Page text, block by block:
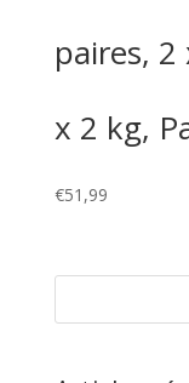
paires,
x 2 kg,
€51,99